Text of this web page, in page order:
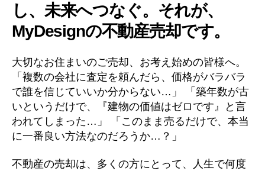
し、未来へつなぐ。それが、
MyDesignの不動産売却です。
大切なお住まいのご売却、お考え始めの皆様へ。
「複数の会社に査定を頼んだら、価格がバラバラ
で誰を信じていいか分からない…」 「築年数が古
いというだけで、『建物の価値はゼロです』と言
われてしまった…」 「このまま売るだけで、本当
に一番良い方法なのだろうか…？」
不動産の売却は、多くの方にとって、人生で何度